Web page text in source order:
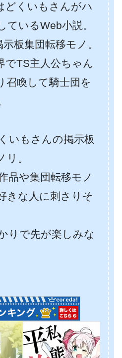
どくいもさんがハ
ているWeb小説。
板集団転移モノ。
でTS主人公ちゃん
召喚して騎士団を
いもさんの掲示板
リ。
品や集団転移モノ
きな人に刺さりそ
りで先が楽しみな